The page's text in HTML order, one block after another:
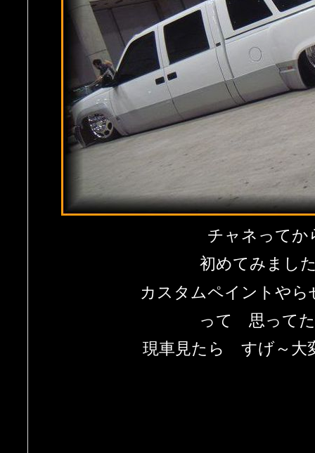
チャネって
初めてみまし
カスタムペイントやら
って 思って
現車見たら すげ～大